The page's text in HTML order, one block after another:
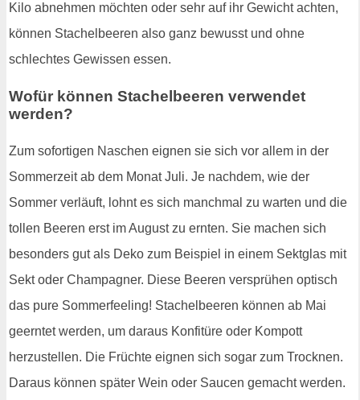
Kilo abnehmen möchten oder sehr auf ihr Gewicht achten,
können Stachelbeeren also ganz bewusst und ohne
schlechtes Gewissen essen.
Wofür können Stachelbeeren verwendet
werden?
Zum sofortigen Naschen eignen sie sich vor allem in der
Sommerzeit ab dem Monat Juli. Je nachdem, wie der
Sommer verläuft, lohnt es sich manchmal zu warten und die
tollen Beeren erst im August zu ernten. Sie machen sich
besonders gut als Deko zum Beispiel in einem Sektglas mit
Sekt oder Champagner. Diese Beeren versprühen optisch
das pure Sommerfeeling! Stachelbeeren können ab Mai
geerntet werden, um daraus Konfitüre oder Kompott
herzustellen. Die Früchte eignen sich sogar zum Trocknen.
Daraus können später Wein oder Saucen gemacht werden.